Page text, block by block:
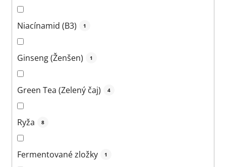
Niacínamid (B3) 1
Ginseng (Ženšen) 1
Green Tea (Zelený čaj) 4
Ryža 8
Fermentované zložky 1